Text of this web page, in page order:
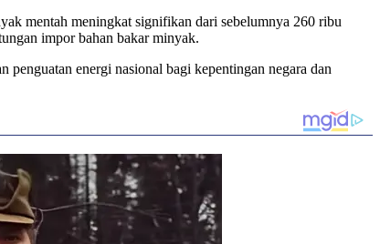
mentah meningkat signifikan dari sebelumnya 260 ribu
impor bahan bakar minyak.
energi nasional bagi kepentingan negara dan